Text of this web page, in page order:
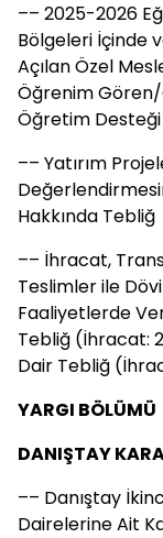
–– 2025-2026
Bölgeleri İçinde
Açılan Özel
Öğrenim
Öğretim
–– Yatırım
Hakkında Tebliğ
–– İhracat,
Teslimler ile
Faaliyetlerde
Tebliğ (İhracat:
Dair Tebliğ
YARGI BÖLÜMÜ
DANIŞTAY
–– Danıştay
Dairelerine Ait